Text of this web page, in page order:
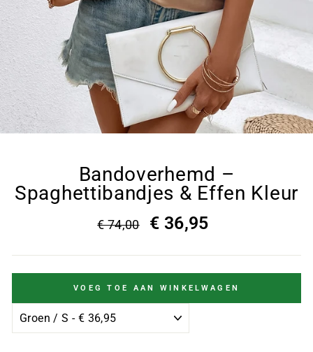
Bandoverhemd –
Spaghettibandjes & Effen Kleur
€ 74,00 € 36,95
VOEG TOE AAN WINKELWAGEN